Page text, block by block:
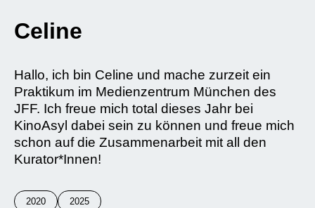
Celine
Hallo, ich bin Celine und mache zurzeit ein
Praktikum im Medienzentrum München des
JFF. Ich freue mich total dieses Jahr bei
KinoAsyl dabei sein zu können und freue mich
schon auf die Zusammenarbeit mit all den
Kurator*Innen!
2020 2025